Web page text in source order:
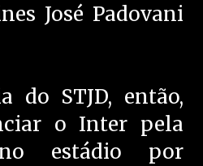
José Padovani
do STJD, então,
o Inter pela
no estádio por